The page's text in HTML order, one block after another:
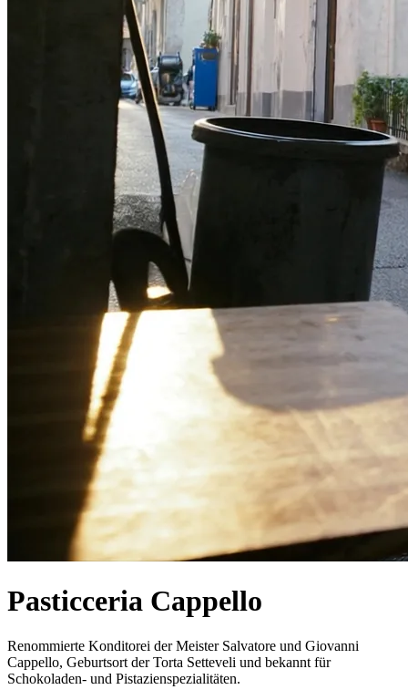
Pasticceria Cappello
Renommierte Konditorei der Meister Salvatore und Giovanni
Cappello, Geburtsort der Torta Setteveli und bekannt für
Schokoladen- und Pistazienspezialitäten.